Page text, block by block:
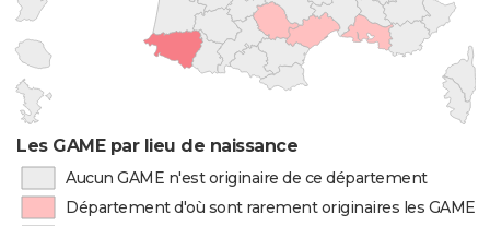
Les GAME par lieu de naissance
Aucun GAME n'est originaire de ce département
Département d'où sont rarement originaires les GAME